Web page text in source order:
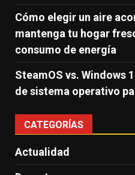
Cómo elegir un aire
mantenga tu hogar
consumo de energía
SteamOS vs. Windows
de sistema operativo
CATEGORÍAS
Actualidad